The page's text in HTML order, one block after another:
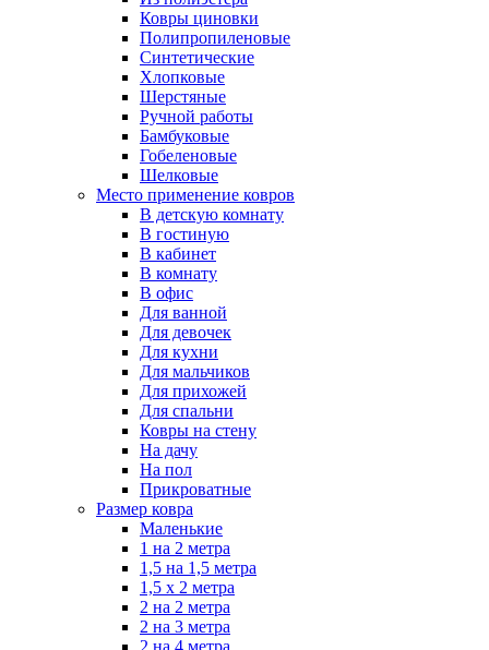
Ковры циновки
Полипропиленовые
Синтетические
Хлопковые
Шерстяные
Ручной работы
Бамбуковые
Гобеленовые
Шелковые
Место применение ковров
В детскую комнату
В гостиную
В кабинет
В комнату
В офис
Для ванной
Для девочек
Для кухни
Для мальчиков
Для прихожей
Для спальни
Ковры на стену
На дачу
На пол
Прикроватные
Размер ковра
Маленькие
1 на 2 метра
1,5 на 1,5 метра
1,5 х 2 метра
2 на 2 метра
2 на 3 метра
2 на 4 метра